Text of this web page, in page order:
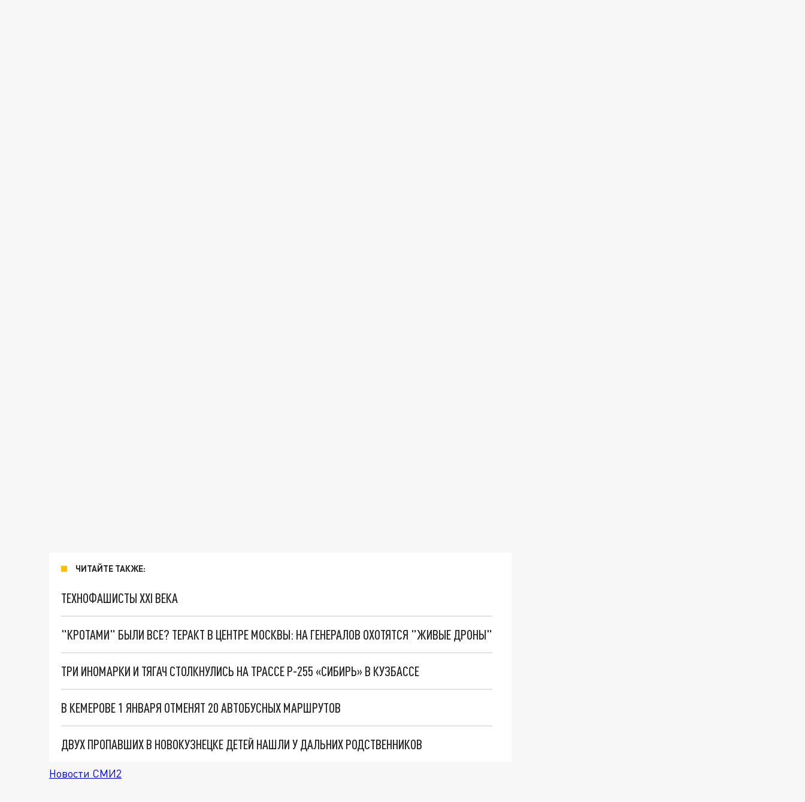
ЧИТАЙТЕ ТАКЖЕ:
ТЕХНОФАШИСТЫ XXI ВЕКА
"КРОТАМИ" БЫЛИ ВСЕ? ТЕРАКТ В ЦЕНТРЕ МОСКВЫ: НА ГЕНЕРАЛОВ ОХОТЯТСЯ "ЖИВЫЕ ДРОНЫ"
ТРИ ИНОМАРКИ И ТЯГАЧ СТОЛКНУЛИСЬ НА ТРАССЕ Р-255 «СИБИРЬ» В КУЗБАССЕ
В КЕМЕРОВЕ 1 ЯНВАРЯ ОТМЕНЯТ 20 АВТОБУСНЫХ МАРШРУТОВ
ДВУХ ПРОПАВШИХ В НОВОКУЗНЕЦКЕ ДЕТЕЙ НАШЛИ У ДАЛЬНИХ РОДСТВЕННИКОВ
Новости СМИ2